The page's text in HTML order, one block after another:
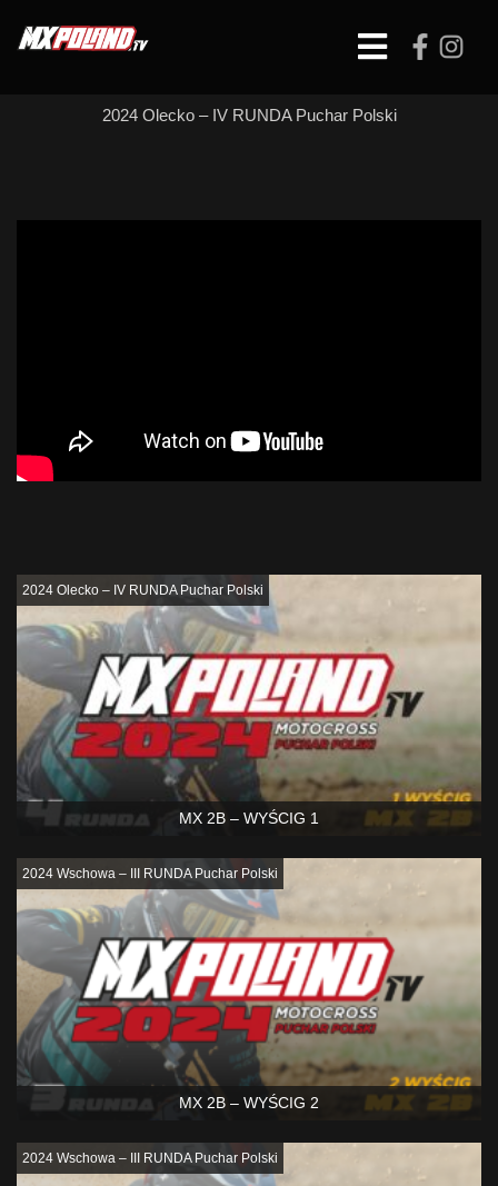
Open
2024 Olecko – IV RUNDA Puchar Polski
MX 2B – WYŚCIG 1
2024 Olecko – IV RUNDA Puchar Polski
MX 2B – WYŚCIG 2
2024 Wschowa – III RUNDA Puchar Polski
2024 Wschowa – III RUNDA Puchar Polski